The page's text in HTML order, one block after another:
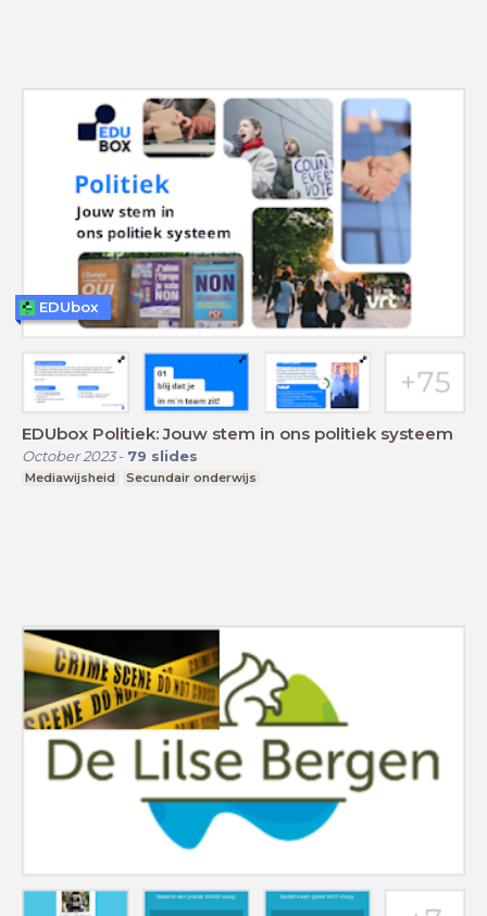
EDUbox Politiek: Jouw stem in ons politiek systeem
October 2023- 79 slides
Mediawijsheid Secundair onderwijs
EDUbox